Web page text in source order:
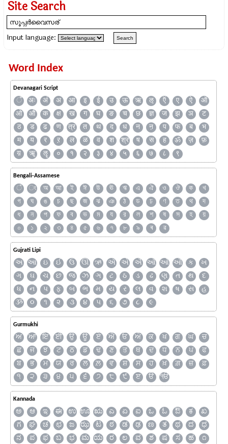
Site Search
Input language:
Word Index
Devanagari Script
ँ अः अं अ आ इ ई उ ऊ ऋ ऌ ऍ ए ऐ
ऑ
ओ
औ क क्ष ख ग घ ङ च छ ज्ञ ज झ ञ
ट
ठ
ड ढ ण त्र त थ द ध न ऩ प फ ब
भ
म
य र ऱ ल ळ व श श्र ष स ह ॐ ज़
फ़
य़
ॠ ॡ ० १ २ ३ ४ ५ ६ ७ ८ ९
Bengali-Assamese
ঁ ং অ আ ই ঈ উ ঊ ঋ এ ঐ ও ঔ ক
খ
গ
ঘ ঙ চ ছ জ ঝ ঞ ঠ ড ঢ ণ ত থ
দ
ধ
ন প ফ ব ভ ম য র ল শ ষ স হ
য়
০
১ ২ ৩ ৪ ৫ ৬ ৭ ৮ ৯ ৰ ৱ
Gujrati Lipi
અ આ ઇ ઈ ઉ ઊ ઋ ઍ એ ઐ ઑ ઓ ઔ ક
ખ
ગ
ઘ ચ છ જ ઝ ઞ ટ ઠ ડ ઢ ણ ત થ
દ
ધ
ન પ ફ બ ભ મ ય ર લ વ શ ષ સ
હ
ૐ
૦ ૧ ૨ ૩ ૪ ૫ ૬ ૭ ૮ ૯
Gurmukhi
ਅ ਆ ਇ ਈ ਉ ਊ ਏ ਐ ਓ ਔ ਕ ਖ ਗ ਘ
ਚ
ਛ
ਜ ਝ ਟ ਠ ਡ ਢ ਣ ਤ ਥ ਦ ਧ ਨ ਪ
ਫ
ਬ
ਭ ਮ ਯ ਰ ਲ ਲ਼ ਵ ਸ਼ ਸ ਹ ਖ਼ ਗ਼ ਜ਼
ਫ਼
੧
੨ ੩ ੪ ੫ ੬ ੭ ੮ ੯ ੲ ੳ ੴ
Kannada
ಅ ಆ ಇ ಈ ಉ ಊ ಋ ಎ ಏ ಐ ಒ ಓ ಔ ಕ
ಖ
ಗ
ಘ ಚ ಛ ಜ ಝ ಟ ಠ ಡ ಢ ಣ ತ ಥ ದ
ಧ
ನ
ಪ ಫ ಬ ಭ ಮ ಯ ರ ಲ ವ ಶ ಷ ಸ ಹ ೧